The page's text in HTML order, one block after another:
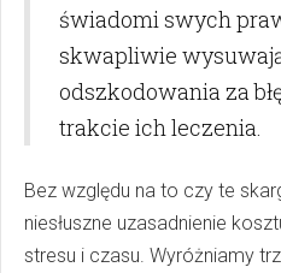
świadomi swych
skwapliwie
odszkodowania za
trakcie ich leczenia.
Bez względu na to czy te
niesłuszne uzasadnienie
stresu i czasu. Wyróżniamy